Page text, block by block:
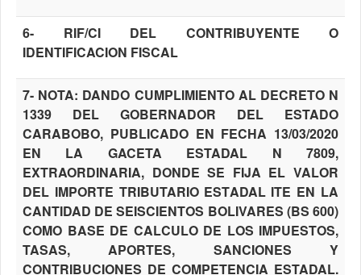
6- RIF/CI DEL CONTRIBUYENTE O
IDENTIFICACION FISCAL
7- NOTA: DANDO CUMPLIMIENTO AL DECRETO N
1339 DEL GOBERNADOR DEL ESTADO
CARABOBO, PUBLICADO EN FECHA 13/03/2020
EN LA GACETA ESTADAL N 7809,
EXTRAORDINARIA, DONDE SE FIJA EL VALOR
DEL IMPORTE TRIBUTARIO ESTADAL ITE EN LA
CANTIDAD DE SEISCIENTOS BOLIVARES (BS 600)
COMO BASE DE CALCULO DE LOS IMPUESTOS,
TASAS, APORTES, SANCIONES Y
CONTRIBUCIONES DE COMPETENCIA ESTADAL.